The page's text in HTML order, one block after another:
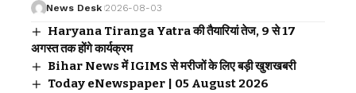
News Desk 2026-08-03
Haryana Tiranga Yatra की तैयारियां तेज, 9 से 17
अगस्त तक होंगे कार्यक्रम
Bihar News में IGIMS से मरीजों के लिए बड़ी खुशखबरी
Today eNewspaper | 05 August 2026